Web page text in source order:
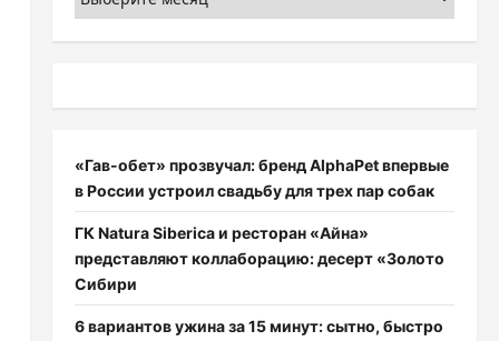
«Гав-обет» прозвучал: бренд AlphaPet впервые
в России устроил свадьбу для трех пар собак
ГК Natura Siberica и ресторан «Айна»
представляют коллаборацию: десерт «Золото
Сибири
6 вариантов ужина за 15 минут: сытно, быстро